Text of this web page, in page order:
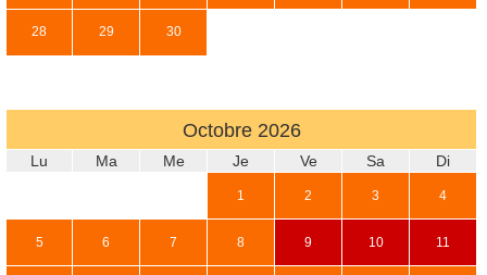
28 29 30
Octobre 2026
Lu Ma Me Je Ve Sa Di
1 2 3 4
5 6 7 8 9 10 11